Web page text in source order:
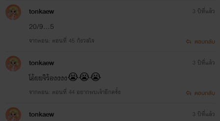
tonkaew
20/9...5
จากตอน: ตอนที่ 45 กังวลใจ
3 ปีที่แล้ว
ตอบกลับ
tonkaew
โอ้ยยจิร้องงงง😭😭😭
จากตอน: ตอนที่ 44 อยากพบเจ้าอีกครั้ง
3 ปีที่แล้ว
ตอบกลับ
tonkaew 3 ปีที่แล้ว